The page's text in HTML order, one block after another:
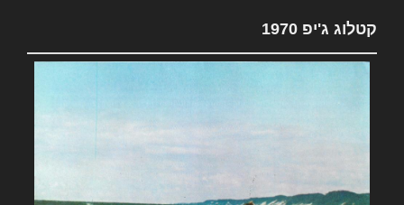
קטלוג ג'יפ 1970